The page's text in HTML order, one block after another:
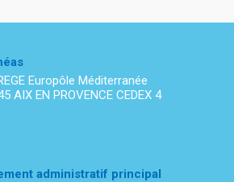
Europôle Méditerranée
AIX EN PROVENCE CEDEX 4
administratif principal